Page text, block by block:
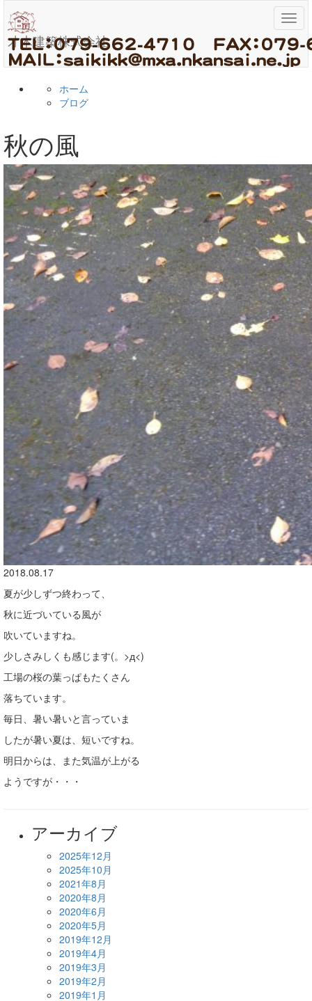
メ
ニ
ュ
ー
才木建築株式会社
ホーム
ブログ
秋の風
2018.08.17
夏が少しずつ終わって、
秋に近づいている風が
吹いていますね。
少しさみしくも感じます(。>д<)
工場の桜の葉っぱもたくさん
落ちています。
毎日、暑い暑いと言っていま
したが暑い夏は、短いですね。
明日からは、また気温が上がる
ようですが・・・
アーカイブ
2025年12月
2025年10月
2021年8月
2020年8月
2020年6月
2020年5月
2019年12月
2019年4月
2019年3月
2019年2月
2019年1月